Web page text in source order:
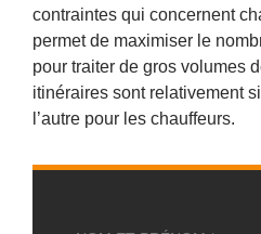
contraintes qui concernent
permet de maximiser le
pour traiter de gros volumes
itinéraires sont relativement
l’autre pour les chauffeurs.